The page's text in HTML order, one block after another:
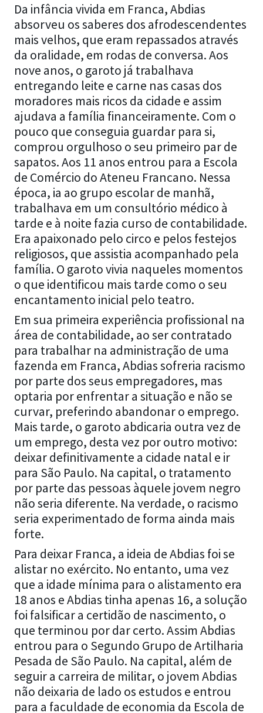
Da infância vivida em Franca, Abdias
absorveu os saberes dos afrodescendentes
mais velhos, que eram repassados através
da oralidade, em rodas de conversa. Aos
nove anos, o garoto já trabalhava
entregando leite e carne nas casas dos
moradores mais ricos da cidade e assim
ajudava a família financeiramente. Com o
pouco que conseguia guardar para si,
comprou orgulhoso o seu primeiro par de
sapatos. Aos 11 anos entrou para a Escola
de Comércio do Ateneu Francano. Nessa
época, ia ao grupo escolar de manhã,
trabalhava em um consultório médico à
tarde e à noite fazia curso de contabilidade.
Era apaixonado pelo circo e pelos festejos
religiosos, que assistia acompanhado pela
família. O garoto vivia naqueles momentos
o que identificou mais tarde como o seu
encantamento inicial pelo teatro.
Em sua primeira experiência profissional na
área de contabilidade, ao ser contratado
para trabalhar na administração de uma
fazenda em Franca, Abdias sofreria racismo
por parte dos seus empregadores, mas
optaria por enfrentar a situação e não se
curvar, preferindo abandonar o emprego.
Mais tarde, o garoto abdicaria outra vez de
um emprego, desta vez por outro motivo:
deixar definitivamente a cidade natal e ir
para São Paulo. Na capital, o tratamento
por parte das pessoas àquele jovem negro
não seria diferente. Na verdade, o racismo
seria experimentado de forma ainda mais
forte.
Para deixar Franca, a ideia de Abdias foi se
alistar no exército. No entanto, uma vez
que a idade mínima para o alistamento era
18 anos e Abdias tinha apenas 16, a solução
foi falsificar a certidão de nascimento, o
que terminou por dar certo. Assim Abdias
entrou para o Segundo Grupo de Artilharia
Pesada de São Paulo. Na capital, além de
seguir a carreira de militar, o jovem Abdias
não deixaria de lado os estudos e entrou
para a faculdade de economia da Escola de